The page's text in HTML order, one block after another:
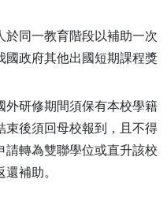
於同一教育階段以補助一次
國政府其他出國短期課程獎
外研修期間須保有本校學籍
束後須回母校報到，且不得
請轉為雙聯學位或直升該校
補助。